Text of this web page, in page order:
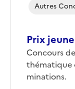
Prix
Corps
Concours
thématique
minations.
Autres